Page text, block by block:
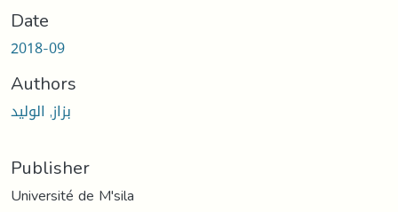
Date
2018-09
Authors
بزاز, الوليد
Publisher
Université de M'sila